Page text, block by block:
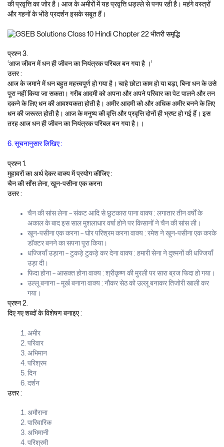
की प्रवृत्ति का जोर है। आज के अमीरों में यह प्रवृत्ति धड़ल्ले से पनप रही है। महंगे वस्त्रों
और गहनों के भोंडे प्रदर्शन इसके सबूत हैं।
प्रश्न 3.
‘आज जीवन में धन ही जीवन का नियंत्रक परिबल बन गया है ।’
उत्तर :
आज के जमाने में धन बहुत महत्त्वपूर्ण हो गया है। चाहे छोटा काम हो या बड़ा, बिना धन के उसे
पूरा नहीं किया जा सकता। गरीब आदमी को अपना और अपने परिवार का पेट पालने और तन
दकने के लिए धन की आवश्यकता होती है। अमीर आदमी को और अधिक अमीर बनने के लिए
धन की जरूरत होती है। आज के मनुष्य की वृत्ति और प्रवृत्ति दोनों ही भ्रष्ट हो गई हैं। इस
तरह आज धन ही जीवन का नियंत्रक परिबल बन गया है।।
6. सूचनानुसार लिखिए :
प्रश्न 1.
मुहावरों का अर्थ देकर वाक्य में प्रयोग कीजिए :
चैन की साँस लेना, खून-पसीना एक करना
उत्तर :
चैन की सांस लेना – संकट आदि से छुटकारा पाना वाक्य : लगातार तीन वर्षों के
अकाल के बाद इस साल मुशलाधार वर्षा होने पर किसानों ने चैन की सांस ली।
खून-पसीना एक करना – घोर परिश्रम करना वाक्य : रमेश ने खून-पसीना एक करके
डॉक्टर बनने का सपना पूरा किया।
धज्जियाँ उड़ाना – टुकड़े टुकड़े कर देना वाक्य : हमारी सेना ने दुश्मनों की धज्जियाँ
उड़ा दी।
फिदा होना – आसक्त होना वाक्य : श्रीकृष्ण की मुरली पर सारा ब्रज फिदा हो गया।
उल्लू बनाना – मूर्ख बनाना वाक्य : नौकर सेठ को उल्लू बनाकर तिजोरी खाली कर
गया।
प्रश्न 2.
दिए गए शब्दों के विशेषण बनाइए :
अमीर
परिवार
अभिमान
परिश्रम
दिन
दर्शन
उत्तर :
अमौराना
पारिवारिक
अभिमानी
परिश्रमी